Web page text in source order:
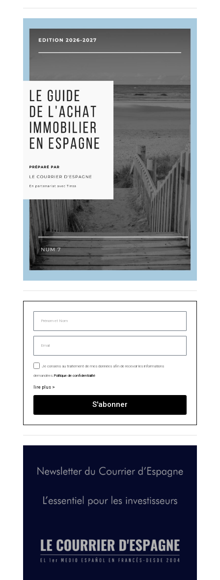
Je consens au traitement de mes données afin de recevoir les informations
demandées. Politique de confidentialité
lire plus >
S'abonner